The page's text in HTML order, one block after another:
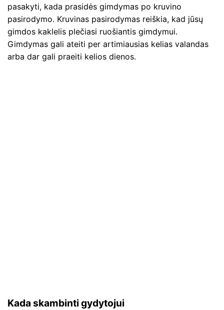
pasakyti, kada prasidės gimdymas po kruvino
pasirodymo. Kruvinas pasirodymas reiškia, kad jūsų
gimdos kaklelis plečiasi ruošiantis gimdymui.
Gimdymas gali ateiti per artimiausias kelias valandas
arba dar gali praeiti kelios dienos.
Kada skambinti gydytojui